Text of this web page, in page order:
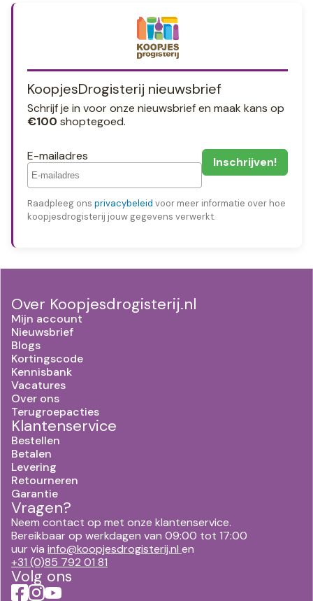
KoopjesDrogisterij nieuwsbrief
Schrijf je in voor onze nieuwsbrief en maak kans op
€100 shoptegoed.
E-mailadres
Raadpleeg ons privacybeleid voor meer informatie over hoe
koopjesdrogisterij jouw gegevens verwerkt.
Over Koopjesdrogisterij.nl
Mijn account
Nieuwsbrief
Blogs
Kortingscode
Kennisbank
Vacatures
Over ons
Terugroepacties
Klantenservice
Bestellen
Betalen
Levering
Retourneren
Garantie
Vragen?
Neem contact op met onze klantenservice.
Bereikbaar op werkdagen van 09:00 tot 17:00
uur via info@koopjesdrogisterij.nl en
+31 (0)85 792 01 81
Volg ons